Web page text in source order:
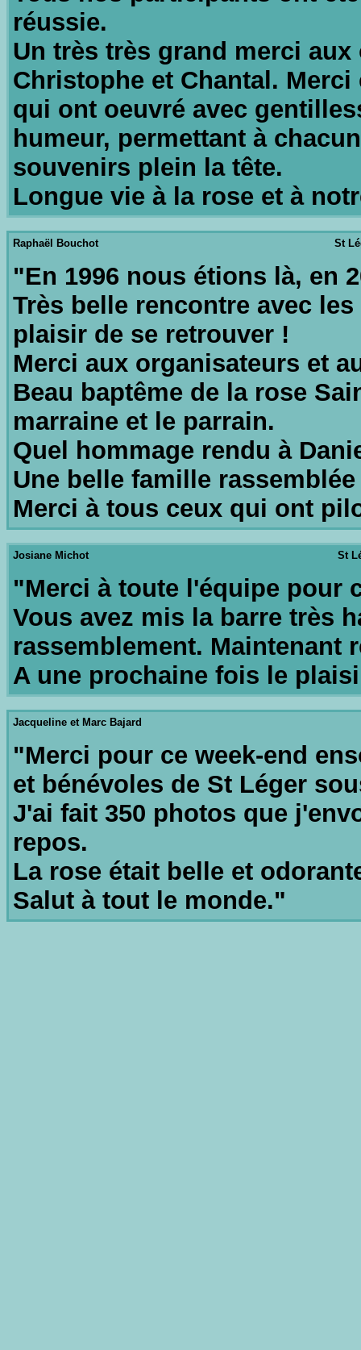
réussie.
Un très très grand merci
Christophe et Chantal.
qui ont oeuvré avec
humeur, permettant à
souvenirs plein la tête.
Longue vie à la rose et à
Raphaël Bouchot St
"En 1996 nous étions là, en
Très belle rencontre avec
plaisir de se retrouver !
Merci aux organisateurs et
Beau baptême de la rose
marraine et le parrain.
Quel hommage rendu à
Une belle famille rassemblée
Merci à tous ceux qui ont
Josiane Michot St
"Merci à toute l'équipe pour
Vous avez mis la barre très
rassemblement. Maintenant
A une prochaine fois le
Jacqueline et Marc Bajard
"Merci pour ce week-end
et bénévoles de St Léger
J'ai fait 350 photos que
repos.
La rose était belle et
Salut à tout le monde."